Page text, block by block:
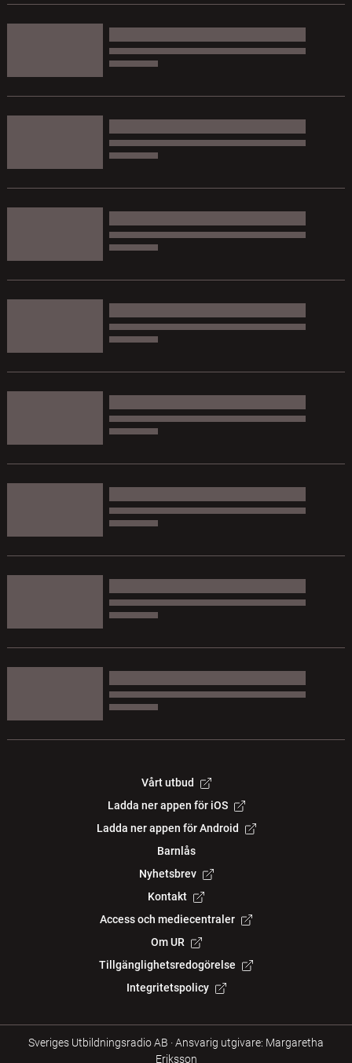
Vårt utbud
Ladda ner appen för iOS
Ladda ner appen för Android
Barnlås
Nyhetsbrev
Kontakt
Access och mediecentraler
Om UR
Tillgänglighetsredogörelse
Integritetspolicy
Sveriges Utbildningsradio AB ·Ansvarig utgivare: Margaretha
Eriksson